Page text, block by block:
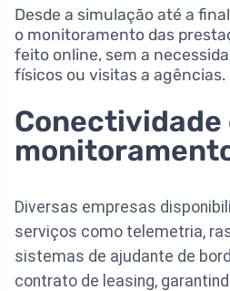
Desde a simulação até a
o monitoramento das
feito online, sem a
físicos ou visitas a agências.
Conectividade
Diversas empresas
serviços como telemetria,
sistemas de ajudante de
contrato de leasing,